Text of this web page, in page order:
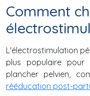
Comment
L'électrostimulation
plus populaire
plancher pelvien,
rééducation post-